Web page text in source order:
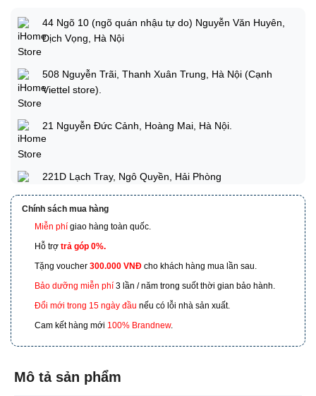
44 Ngõ 10 (ngõ quán nhậu tự do) Nguyễn Văn Huyên,
Dịch Vọng, Hà Nội
508 Nguyễn Trãi, Thanh Xuân Trung, Hà Nội (Cạnh
Viettel store).
21 Nguyễn Đức Cảnh, Hoàng Mai, Hà Nội.
221D Lạch Tray, Ngô Quyền, Hải Phòng
173 Nguyễn Thái Bình, Phường 4, Quận Tân Bình, Hồ
Chí Minh
601 Hoàng Liên, TP Lào Cai
Chính sách mua hàng
Miễn phí giao hàng toàn quốc.
Hỗ trợ trả góp 0%.
Tặng voucher 300.000 VNĐ cho khách hàng mua lần sau.
Bảo dưỡng miễn phí 3 lần / năm trong suốt thời gian bảo hành.
Đổi mới trong 15 ngày đầu nếu có lỗi nhà sản xuất.
Cam kết hàng mới 100% Brandnew.
Mô tả sản phẩm